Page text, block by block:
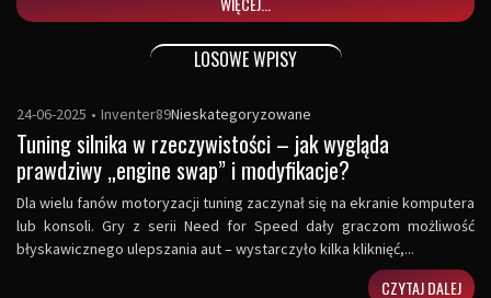
LOSOWE WPISY
24-06-2025 • Inventer89Nieskategoryzowane
Tuning silnika w rzeczywistości – jak wygląda
prawdziwy „engine swap” i modyfikacje?
Dla wielu fanów motoryzacji tuning zaczynał się na ekranie komputera
lub konsoli. Gry z serii Need for Speed dały graczom możliwość
błyskawicznego ulepszania aut – wystarczyło kilka kliknięć,...
CZYTAJ DALEJ